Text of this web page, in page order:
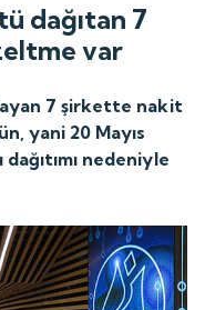
dağıtan 7
var
7 şirkette nakit
yani 20 Mayıs
nedeniyle